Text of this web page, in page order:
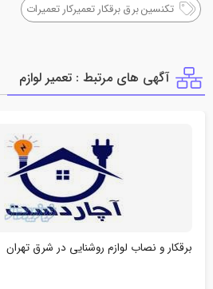
تکنسین برق برقکار تعمیرکار تعمیرات
آگهی های مرتبط : تعمير لوازم
برقکار و نصاب لوازم روشنایی در شرق تهران